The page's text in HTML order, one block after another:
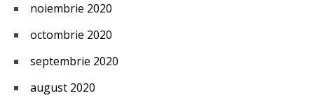
noiembrie 2020
octombrie 2020
septembrie 2020
august 2020